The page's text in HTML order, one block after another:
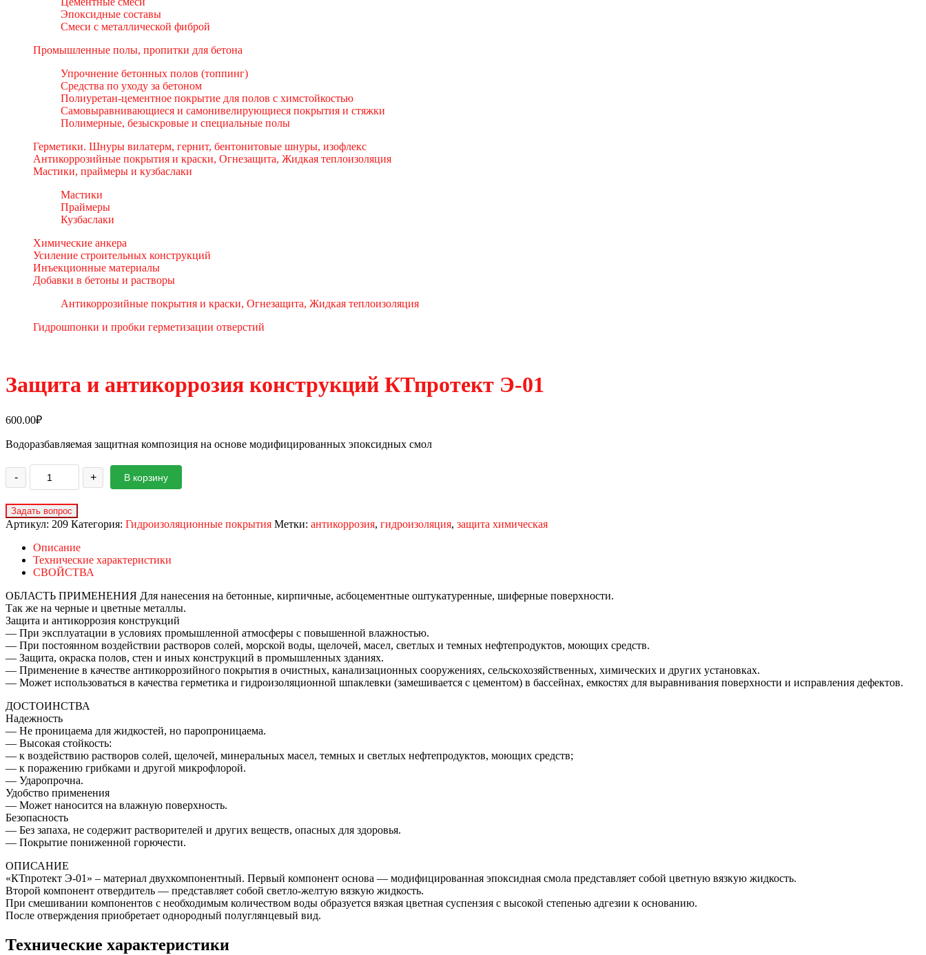
Эпоксидные составы
Смеси с металлической фиброй
Промышленные полы, пропитки для бетона
Упрочнение бетонных полов (топпинг)
Средства по уходу за бетоном
Полиуретан-цементное покрытие для полов с химстойкостью
Самовыравнивающиеся и самонивелирующиеся покрытия и стяжки
Полимерные, безыскровые и специальные полы
Герметики. Шнуры вилатерм, гернит, бентонитовые шнуры, изофлекс
Антикоррозийные покрытия и краски, Огнезащита, Жидкая теплоизоляция
Мастики, праймеры и кузбаслаки
Мастики
Праймеры
Кузбаслаки
Химические анкера
Усиление строительных конструкций
Инъекционные материалы
Добавки в бетоны и растворы
Антикоррозийные покрытия и краски, Огнезащита, Жидкая теплоизоляция
Гидрошпонки и пробки герметизации отверстий
Защита и антикоррозия конструкций КТпротект Э-01
600.00₽
Водоразбавляемая защитная композиция на основе модифицированных эпоксидных смол
- + В корзину
Артикул: 209 Категория: Гидроизоляционные покрытия Метки: антикоррозия, гидроизоляция, защита химическая
Описание
Технические характеристики
СВОЙСТВА
ОБЛАСТЬ ПРИМЕНЕНИЯ Для нанесения на бетонные, кирпичные, асбоцементные оштукатуренные, шиферные поверхности.
Так же на черные и цветные металлы.
Защита и антикоррозия конструкций
— При эксплуатации в условиях промышленной атмосферы с повышенной влажностью.
— При постоянном воздействии растворов солей, морской воды, щелочей, масел, светлых и темных нефтепродуктов, моющих средств.
— Защита, окраска полов, стен и иных конструкций в промышленных зданиях.
— Применение в качестве антикоррозийного покрытия в очистных, канализационных сооружениях, сельскохозяйственных, химических и других установках.
— Может использоваться в качества герметика и гидроизоляционной шпаклевки (замешивается с цементом) в бассейнах, емкостях для выравнивания поверхности и исправления дефектов.
ДОСТОИНСТВА
Надежность
— Не проницаема для жидкостей, но паропроницаема.
— Высокая стойкость:
— к воздействию растворов солей, щелочей, минеральных масел, темных и светлых нефтепродуктов, моющих средств;
— к поражению грибками и другой микрофлорой.
— Ударопрочна.
Удобство применения
— Может наносится на влажную поверхность.
Безопасность
— Без запаха, не содержит растворителей и других веществ, опасных для здоровья.
— Покрытие пониженной горючести.
ОПИСАНИЕ
«КТпротект Э-01» – материал двухкомпонентный. Первый компонент основа — модифицированная эпоксидная смола представляет собой цветную вязкую жидкость.
Второй компонент отвердитель — представляет собой светло-желтую вязкую жидкость.
При смешивании компонентов с необходимым количеством воды образуется вязкая цветная суспензия с высокой степенью адгезии к основанию.
После отверждения приобретает однородный полуглянцевый вид.
Технические характеристики